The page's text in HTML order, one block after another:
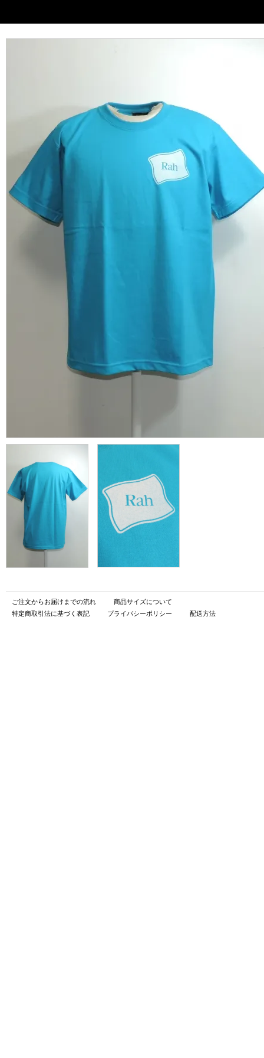
ご注文からお届けまでの流れ
商品サイズについて
特定商取引法に基づく表記
プライバシーポリシー 配送方法